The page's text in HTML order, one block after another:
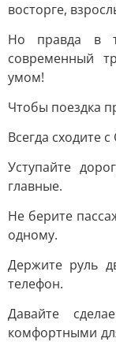
восторге,
Но правда в
современный
умом!
Чтобы поездка
Всегда сходите
Уступайте
главные.
Не берите
одному.
Держите руль
телефон.
Давайте
комфортными